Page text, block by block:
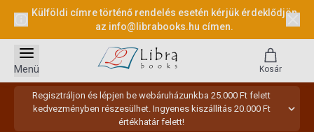
Külföldi címre történő rendelés esetén kérjük érdeklődjön
az info@librabooks.hu címen.
Regisztráljon és lépjen be webáruházunkba 25.000 Ft felett
kedvezményben részesülhet. Ingyenes kiszállítás 20.000 Ft
értékhatár felett!
Menü Kosár